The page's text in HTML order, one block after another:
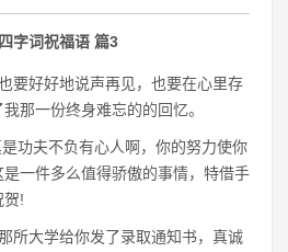
字词祝福语 篇3
好好地说声再见，也要在心里存
那一份终身难忘的的回忆。
夫不负有心人啊，你的努力使你
一件多么值得骄傲的事情，特借手
贺!
大学给你发了录取通知书，真诚